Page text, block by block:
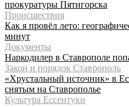
прокуратуры Пятигорска
Происшествия
Как я провёл лето:
минут
Документы
Наркодилер в Ставрополе
Закон и порядок Ставрополь
«Хрустальный источник» в
снятым на Ставрополье
Культура Ессентуки